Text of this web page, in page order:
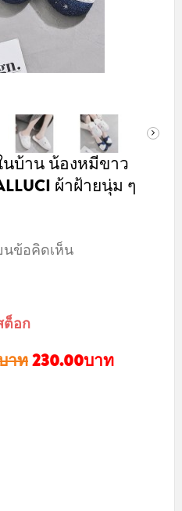
นบ้าน น้องหมีขาว
ผ้าฝ้ายนุ่ม ๆ
นข้อคิดเห็น
ต็อก
าท230.00บาท